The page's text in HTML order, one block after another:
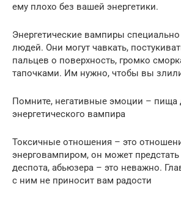
ему плохо без вашей энергетики.
Энергетические вампиры
людей. Они могут чавкать,
пальцев о поверхность, громко
тапочками. Им нужно, чтобы вы
Помните, негативные эмоции – пища
энергетического вампира
Токсичные отношения – это
энерговампиром, он может предстать
деспота, абьюзера – это неважно.
с ним не приносит вам радости